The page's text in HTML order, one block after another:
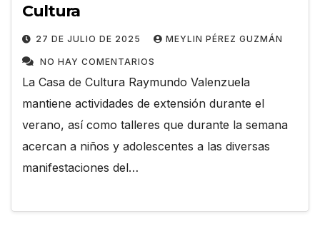
Cultura
27 DE JULIO DE 2025 MEYLIN PÉREZ GUZMÁN
NO HAY COMENTARIOS
La Casa de Cultura Raymundo Valenzuela
mantiene actividades de extensión durante el
verano, así como talleres que durante la semana
acercan a niños y adolescentes a las diversas
manifestaciones del…